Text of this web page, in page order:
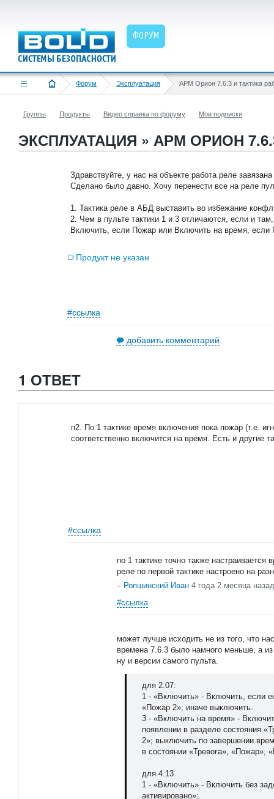
ФОРУМ
Форум Эксплуатация АРМ Орион 7.6.3 и тактика
Группы Продукты Видео справка по форуму Мои подписки
ЭКСПЛУАТАЦИЯ » АРМ ОРИОН
Здравствуйте, у нас на объекте работа реле
Сделано было давно. Хочу перенести все на реле
1. Тактика реле в АБД выставить во избежание
2. Чем в пульте тактики 1 и 3 отличаются, если и
Включить, если Пожар или Включить на время, если
Продукт не указан
#ссылка
добавить комментарий
1 ОТВЕТ
п2. По 1 тактике время включения пока пожар (т.е.
соответственно включится на время. Есть и другие
#ссылка
по 1 тактике точно также
реле по первой тактике настроено на
– Ропшинский Иван 4 года 2 месяца назад
#ссылка
может лучше исходить не из того, что
времена 7.6.3 было намного меньше, а
ну и версии самого пульта.
для 2.07:
1 - «Включить» - Включить, если
«Пожар 2»; иначе выключить.
3 - «Включить на время» -
появлении в разделе состояния
2»; выключить по завершении
в состоянии «Тревога», «Пожар»,
для 4.13
1 - «Включить» - Включить без
активировано»;